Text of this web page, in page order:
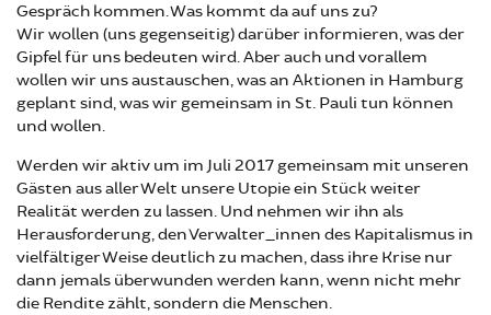
Gespräch kommen. Was kommt da auf uns zu?
Wir wollen (uns gegenseitig) darüber informieren, was der
Gipfel für uns bedeuten wird. Aber auch und vorallem
wollen wir uns austauschen, was an Aktionen in Hamburg
geplant sind, was wir gemeinsam in St. Pauli tun können
und wollen.
Werden wir aktiv um im Juli 2017 gemeinsam mit unseren
Gästen aus aller Welt unsere Utopie ein Stück weiter
Realität werden zu lassen. Und nehmen wir ihn als
Herausforderung, den Verwalter_innen des Kapitalismus in
vielfältiger Weise deutlich zu machen, dass ihre Krise nur
dann jemals überwunden werden kann, wenn nicht mehr
die Rendite zählt, sondern die Menschen.